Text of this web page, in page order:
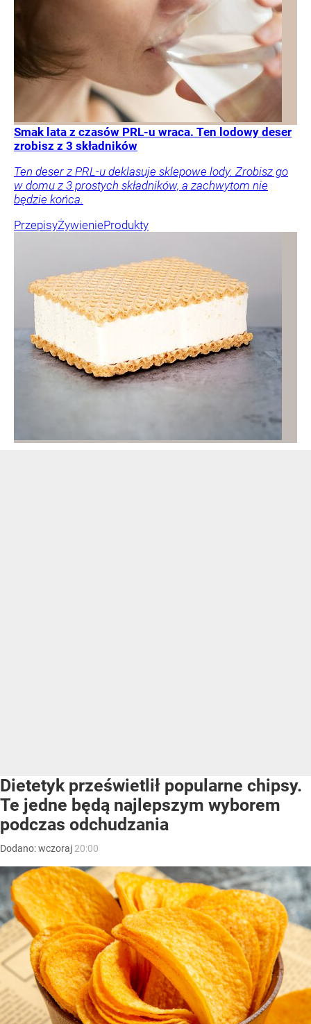
Smak lata z czasów PRL-u wraca. Ten lodowy deser
zrobisz z 3 składników
Ten deser z PRL-u deklasuje sklepowe lody. Zrobisz go
w domu z 3 prostych składników, a zachwytom nie
będzie końca.
PrzepisyŻywienieProdukty
Dietetyk prześwietlił popularne chipsy.
Te jedne będą najlepszym wyborem
podczas odchudzania
Dodano:wczoraj 20:00